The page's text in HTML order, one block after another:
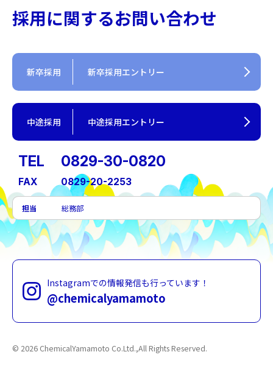
採用に関するお問い合わせ
新卒採用 新卒採用エントリー
中途採用 中途採用エントリー
TEL 0829-30-0820
FAX 0829-20-2253
担当 総務部
Instagramでの情報発信も行っています！
@chemicalyamamoto
© 2026 ChemicalYamamoto Co.Ltd.,All Rights Reserved.